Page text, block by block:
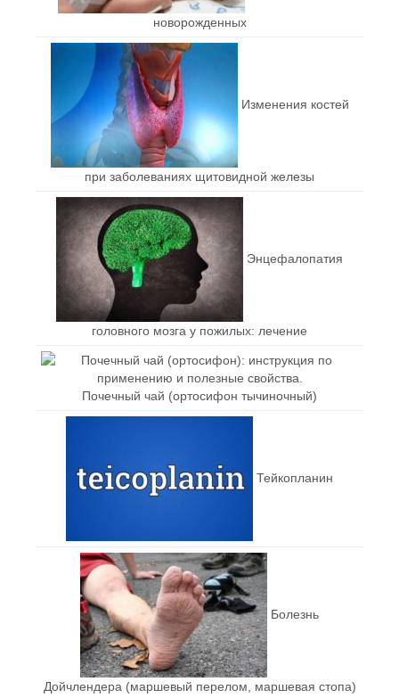
новорожденных
Изменения костей
при заболеваниях щитовидной железы
Энцефалопатия
головного мозга у пожилых: лечение
Почечный чай (ортосифон тычиночный)
Тейкопланин
Болезнь
Дойчлендера (маршевый перелом, маршевая стопа)